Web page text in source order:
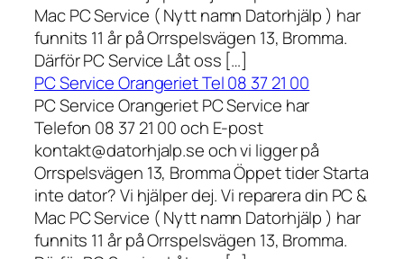
Mac PC Service ( Nytt namn Datorhjälp ) har
funnits 11 år på Orrspelsvägen 13, Bromma.
Därför PC Service Låt oss […]
PC Service Orangeriet Tel 08 37 21 00
PC Service Orangeriet PC Service har
Telefon 08 37 21 00 och E-post
kontakt@datorhjalp.se och vi ligger på
Orrspelsvägen 13, Bromma Öppet tider Starta
inte dator? Vi hjälper dej. Vi reparera din PC &
Mac PC Service ( Nytt namn Datorhjälp ) har
funnits 11 år på Orrspelsvägen 13, Bromma.